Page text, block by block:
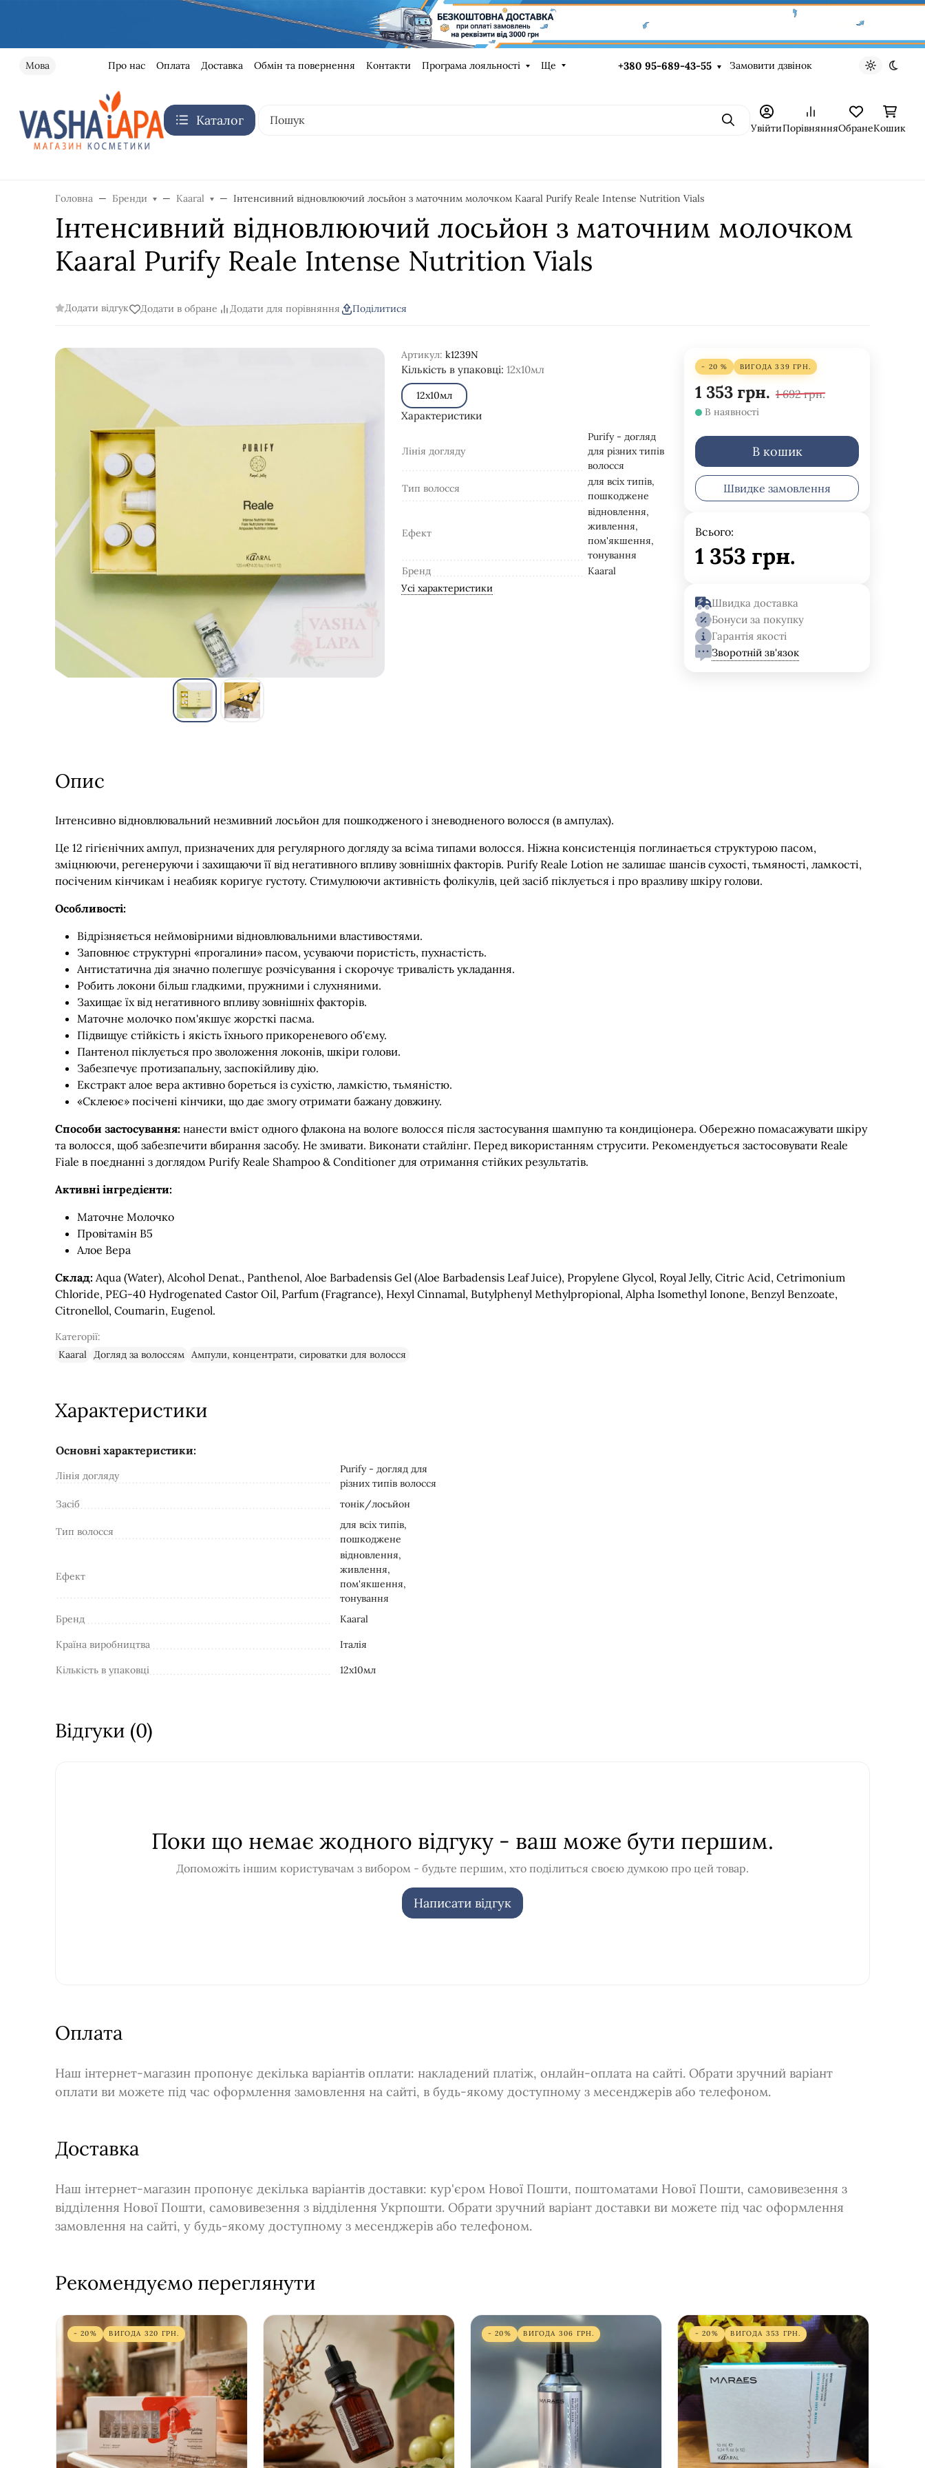
Мова Про нас Оплата Доставка Обмін та повернення Контакти Програма лояльності Ще +380 95-689-43-55 Замовити дзвінок Light theme
Dark
Каталог ПошукУвійтиПорівнянняОбранеКошик
Головна Бренди Kaaral Інтенсивний відновлюючий лосьйон з маточним молочком Kaaral Purify Reale Intense Nutrition Vials
Інтенсивний відновлюючий лосьйон з маточним молочком
Kaaral Purify Reale Intense Nutrition Vials
Додати відгук Додати в обране Додати для порівняння Поділитися
Артикул: k1239N
Кількість в упаковці:12х10мл
12х10мл
Характеристики
Лінія догляду
Purify - догляд
для різних типів
волосся
Тип волосся
для всіх типів,
пошкоджене
Ефект
відновлення,
живлення,
пом'якшення,
тонування
Бренд
Kaaral
Усі характеристики
- 20 % ВИГОДА339 ГРН.
1 353 грн. 1 692 грн.
В наявності
В кошик
Швидке замовлення
Всього:
1 353 грн.
Швидка доставка
Бонуси за покупку
Гарантія якості
Зворотній зв'язок
Опис
Інтенсивно відновлювальний незмивний лосьйон для пошкодженого і зневодненого волосся (в ампулах).
Це 12 гігієнічних ампул, призначених для регулярного догляду за всіма типами волосся. Ніжна консистенція поглинається структурою пасом,
зміцнюючи, регенеруючи і захищаючи її від негативного впливу зовнішніх факторів. Purify Reale Lotion не залишає шансів сухості, тьмяності, ламкості,
посіченим кінчикам і неабияк коригує густоту. Стимулюючи активність фолікулів, цей засіб піклується і про вразливу шкіру голови.
Особливості:
Відрізняється неймовірними відновлювальними властивостями.
Заповнює структурні «прогалини» пасом, усуваючи пористість, пухнастість.
Антистатична дія значно полегшує розчісування і скорочує тривалість укладання.
Робить локони більш гладкими, пружними і слухняними.
Захищає їх від негативного впливу зовнішніх факторів.
Маточне молочко пом'якшує жорсткі пасма.
Підвищує стійкість і якість їхнього прикореневого об'єму.
Пантенол піклується про зволоження локонів, шкіри голови.
Забезпечує протизапальну, заспокійливу дію.
Екстракт алое вера активно бореться із сухістю, ламкістю, тьмяністю.
«Склеює» посічені кінчики, що дає змогу отримати бажану довжину.
Способи застосування: нанести вміст одного флакона на вологе волосся після застосування шампуню та кондиціонера. Обережно помасажувати шкіру
та волосся, щоб забезпечити вбирання засобу. Не змивати. Виконати стайлінг. Перед використанням струсити. Рекомендується застосовувати Reale
Fiale в поєднанні з доглядом Purify Reale Shampoo & Conditioner для отримання стійких результатів.
Активні інгредієнти:
Маточне Молочко
Провітамін B5
Алое Вера
Склад: Aqua (Water), Alcohol Denat., Panthenol, Aloe Barbadensis Gel (Aloe Barbadensis Leaf Juice), Propylene Glycol, Royal Jelly, Citric Acid, Cetrimonium
Chloride, PEG-40 Hydrogenated Castor Oil, Parfum (Fragrance), Hexyl Cinnamal, Butylphenyl Methylpropional, Alpha Isomethyl Ionone, Benzyl Benzoate,
Citronellol, Coumarin, Eugenol.
Категорії:
Kaaral Догляд за волоссям Ампули, концентрати, сироватки для волосся
Характеристики
Основні характеристики:
Лінія догляду
Purify - догляд для
різних типів волосся
Засіб
тонік/лосьйон
Тип волосся
для всіх типів,
пошкоджене
Ефект
відновлення,
живлення,
пом'якшення,
тонування
Бренд
Kaaral
Країна виробництва Італія
Кількість в упаковці 12х10мл
Відгуки (0)
Поки що немає жодного відгуку - ваш може бути першим.
Допоможіть іншим користувачам з вибором - будьте першим, хто поділиться своєю думкою про цей товар.
Написати відгук
Оплата
Наш інтернет-магазин пропонує декілька варіантів оплати: накладений платіж, онлайн-оплата на сайті. Обрати зручний варіант
оплати ви можете під час оформлення замовлення на сайті, в будь-якому доступному з месенджерів або телефоном.
Доставка
Наш інтернет-магазин пропонує декілька варіантів доставки: кур'єром Нової Пошти, поштоматами Нової Пошти, самовивезення з
відділення Нової Пошти, самовивезення з відділення Укрпошти. Обрати зручний варіант доставки ви можете під час оформлення
замовлення на сайті, у будь-якому доступному з месенджерів або телефоном.
Рекомендуємо переглянути
- 20% ВИГОДА 320 ГРН. - 20% ВИГОДА 306 ГРН. - 20% ВИГОДА 353 ГРН.